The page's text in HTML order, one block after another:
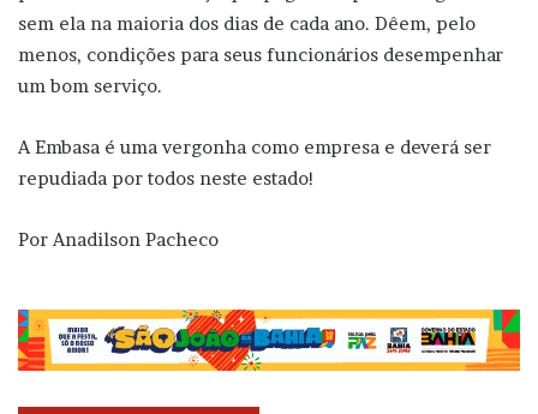
sem ela na maioria dos dias de cada ano. Dêem, pelo
menos, condições para seus funcionários desempenhar
um bom serviço.
A Embasa é uma vergonha como empresa e deverá ser
repudiada por todos neste estado!
Por Anadilson Pacheco